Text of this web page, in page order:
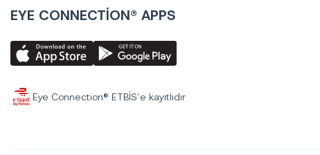
EYE CONNECTİON® APPS
Eye Connection® ETBİS’e kayıtlıdır